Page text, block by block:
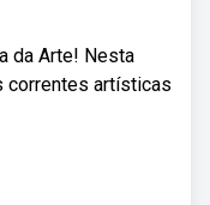
da Arte! Nesta
correntes artísticas